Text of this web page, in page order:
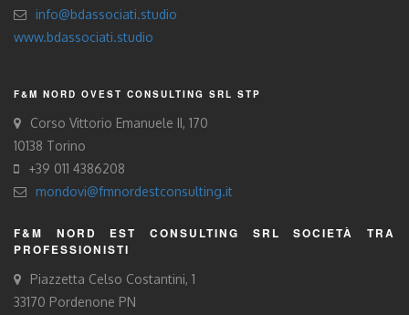
info@bdassociati.studio
www.bdassociati.studio
F&M NORD OVEST CONSULTING SRL STP
Corso Vittorio Emanuele II, 170
10138 Torino
+39 011 4386208
mondovi@fmnordestconsulting.it
F&M NORD EST CONSULTING SRL SOCIETÀ TRA
PROFESSIONISTI
Piazzetta Celso Costantini, 1
33170 Pordenone PN